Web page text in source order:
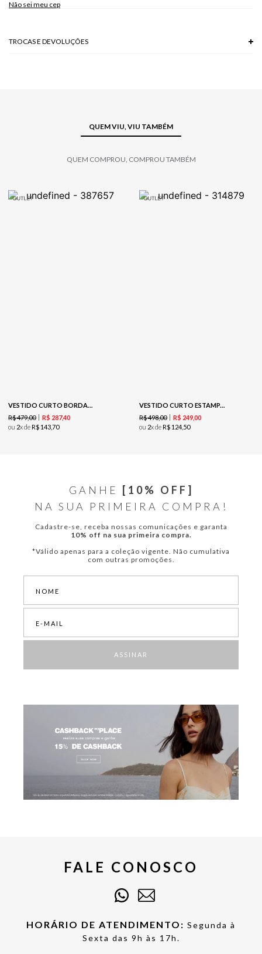
Não sei meu cep
TROCAS E DEVOLUÇÕES
QUEM VIU, VIU TAMBÉM
QUEM COMPROU, COMPROU TAMBÉM
VESTIDO CURTO BORDADO TAPEÇARIA - AVEIA
R$479,00 R$ 287,40
ou 2x deR$ 14370
VESTIDO CURTO ESTAMPADO COM DECOTE V-EST MAXI CASHMERE
R$498,00 R$ 24900
ou 2x deR$ 124 50
GANHE
[10% OFF]
NA SUA PRIMEIRA COMPRA!
Cadastre-se, receba nossas comunicações e garanta
10% off na sua primeira compra.
*Válido apenas para a coleção vigente. Não cumulativa
com outras promoções.
ASSINAR
FALE CONOSCO
HORÁRIO DE ATENDIMENTO: Segunda à
Sexta das 9h às 17h.